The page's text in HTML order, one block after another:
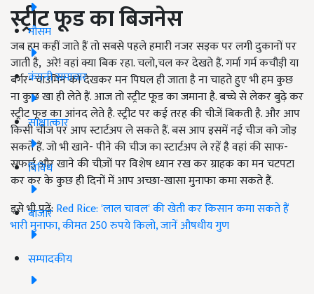
मौसम
कंपनी समाचार
साक्षात्कार
विविध
बाजार
सम्पादकीय
स्ट्रीट फूड का बिजनेस
जब हम कहीं जाते हैं तो सबसे पहले हमारी नजर सड़क पर लगी दुकानों पर
जाती है, अरे! वहां क्या बिक रहा. चलो,चल कर देखते हैं. गर्मा गर्म कचौड़ी या
बर्गर- चाउमिन को देखकर मन पिघल ही जाता है ना चाहते हुए भी हम कुछ
ना कुछ खा ही लेते हैं. आज तो स्ट्रीट फूड का जमाना है. बच्चे से लेकर बुढ़े कर
स्ट्रीट फूड का आंनद लेते है. स्ट्रीट पर कई तरह की चीजें बिकती है. और आप
किसी चीज पर आप स्टार्टअप ले सकते हैं. बस आप इसमें नई चीज को जोड़
सकते हैं. जो भी खाने- पीने की चीज का स्टार्टअप ले रहें है वहां की साफ-
सफाई और खाने की चीज़ों पर विशेष ध्यान रख कर ग्राहक का मन चटपटा
कर कर के कुछ ही दिनों में आप अच्छा-खासा मुनाफा कमा सकते हैं.
इसे भी पढ़ें: Red Rice: 'लाल चावल' की खेती कर किसान कमा सकते हैं
भारी मुनाफा, कीमत 250 रुपये किलो, जानें औषधीय गुण